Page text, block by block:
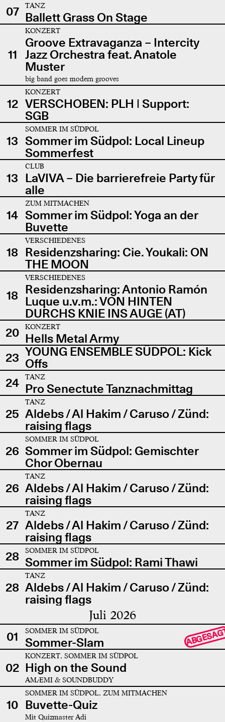
07
TANZ
Ballett Grass On Stage
11
KONZERT
Groove Extravaganza – Intercity
Jazz Orchestra feat. Anatole
Muster
big band goes modern grooves
12
KONZERT
VERSCHOBEN: PLH | Support:
SGB
13
SOMMER IM SÜDPOL
Sommer im Südpol: Local Lineup
Sommerfest
13
CLUB
LaVIVA – Die barrierefreie Party für
alle
14
ZUM MITMACHEN
Sommer im Südpol: Yoga an der
Buvette
18
VERSCHIEDENES
Residenzsharing: Cie. Youkali: ON
THE MOON
18
VERSCHIEDENES
Residenzsharing: Antonio Ramón
Luque u.v.m.: VON HINTEN
DURCHS KNIE INS AUGE (AT)
20
KONZERT
Hells Metal Army
23 YOUNG ENSEMBLE SÜDPOL: Kick
Offs
24
TANZ
Pro Senectute Tanznachmittag
25
TANZ
Aldebs / Al Hakim / Caruso / Zünd:
raising flags
26
SOMMER IM SÜDPOL
Sommer im Südpol: Gemischter
Chor Obernau
26
TANZ
Aldebs / Al Hakim / Caruso / Zünd:
raising flags
27
TANZ
Aldebs / Al Hakim / Caruso / Zünd:
raising flags
28
SOMMER IM SÜDPOL
Sommer im Südpol: Rami Thawi
28
TANZ
Aldebs / Al Hakim / Caruso / Zünd:
raising flags
Juli 2026
01 SOMMER IM SÜDPOL
Sommer-Slam
02
KONZERT, SOMMER IM SÜDPOL
High on the Sound
AMÆMI & SOUNDBUDDY
10
SOMMER IM SÜDPOL, ZUM MITMACHEN
Buvette-Quiz
Mit Quizmaster Adi